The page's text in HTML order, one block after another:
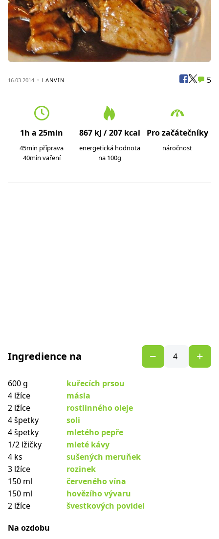
16.03.2014 LANVIN 5
1h a 25min
45min příprava
40min vaření
867 kJ / 207 kcal
energetická hodnota
na 100g
Pro začátečníky
náročnost
Ingredience na
600 g
kuřecích prsou
4 lžíce
másla
2 lžíce
rostlinného oleje
4 špetky
soli
4 špetky
mletého pepře
1/2 lžičky
mleté kávy
4 ks
sušených meruňek
3 lžíce
rozinek
150 ml
červeného vína
150 ml
hovězího vývaru
2 lžíce
švestkových povidel
Na ozdobu